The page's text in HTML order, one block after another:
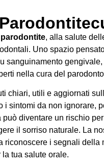
parodontite, alla salute
Uno spazio
sanguinamento
nella cura del
chiari, utili e aggiornati
i sintomi da non ignorare,
diventare un rischio
il sorriso naturale. La
riconoscere i segnali della
tua salute orale.